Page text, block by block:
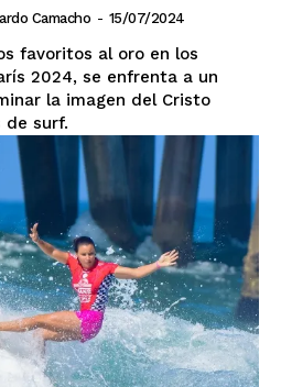
Camacho - 15/07/2024
favoritos al oro en los
2024, se enfrenta a un
la imagen del Cristo
de surf.